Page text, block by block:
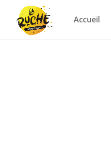
Accueil